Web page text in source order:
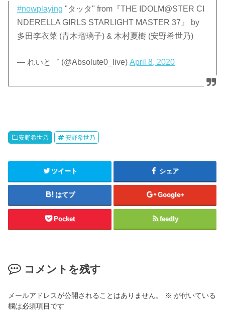
#nowplaying "タッタ" from『THE IDOLM@STER CI
NDERELLA GIRLS STARLIGHT MASTER 37』 by
多田李衣菜 (青木瑠璃子) & 木村夏樹 (安野希世乃)
— れいと゛ (@Absolute0_live)April 8, 2020
安野希世乃 安野希世乃
ツイート シェア
はてブ Google+
Pocket feedly
コメントを残す
メールアドレスが公開されることはありません。 ※ が付いている
欄は必須項目です